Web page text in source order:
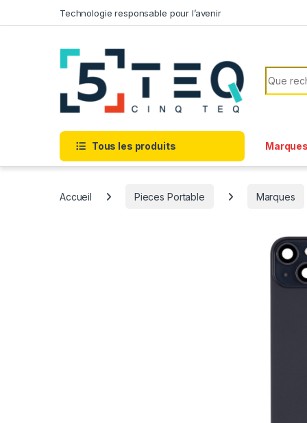
Technologie responsable pour l’avenir
Tous les produits Marques
Accueil Pieces Portable Marques